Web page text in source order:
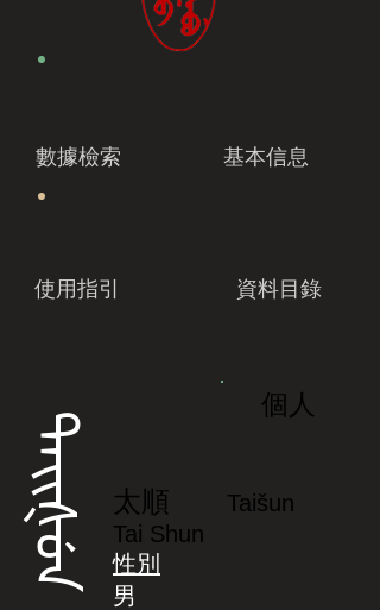
數據檢索 基本信息
使用指引 資料目錄
ᡨᠠᡳᡧᡠᠨ
個人
太順
Taišun
Tai Shun
性別
男